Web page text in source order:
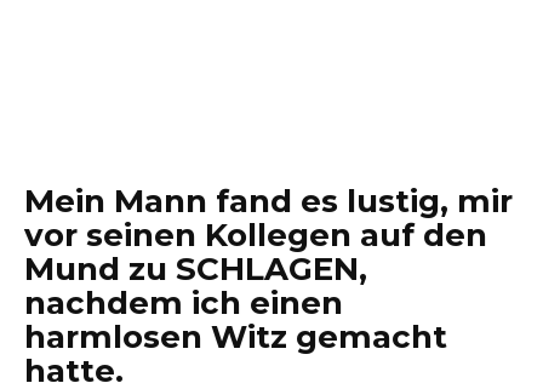
Mein Mann fand es lustig, mir
vor seinen Kollegen auf den
Mund zu SCHLAGEN,
nachdem ich einen
harmlosen Witz gemacht
hatte.